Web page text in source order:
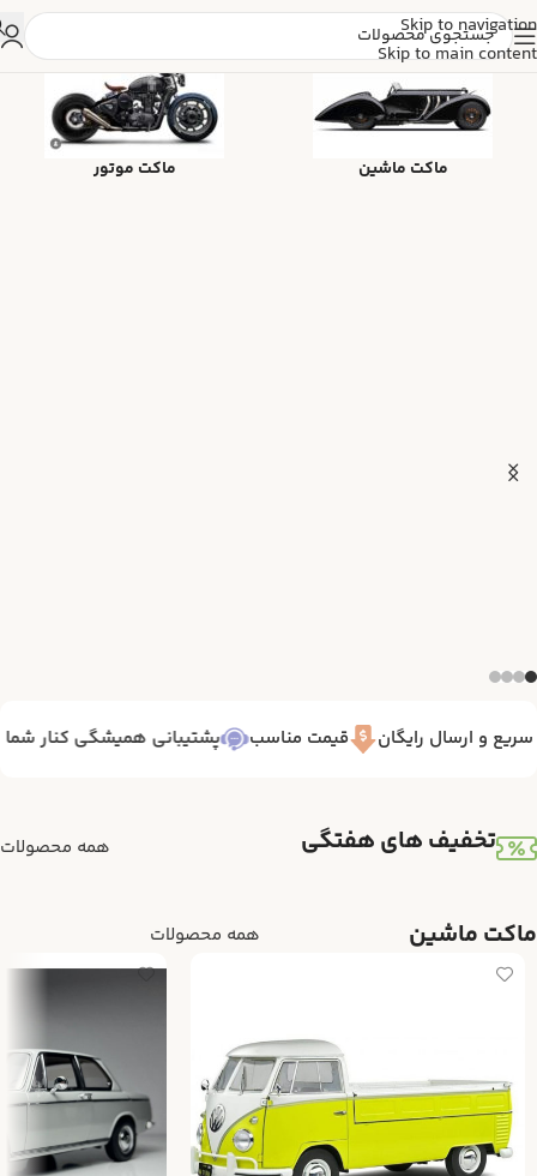
Skip to navigation
Skip to main content
ماکت ماشین ماکت موتور
پشتیبانی همیشگی کنار شما 7/24 قیمت مناسب و ارسال رایگان
تخفیف های هفتگی همه محصولات
ماکت ماشین همه محصولات